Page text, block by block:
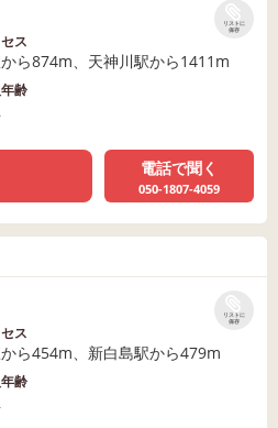
リストに
保存
ス
ら874m、天神川駅から1411m
齢
電話で聞く
050-1807-4059
リストに
保存
ス
ら454m、新白島駅から479m
齢